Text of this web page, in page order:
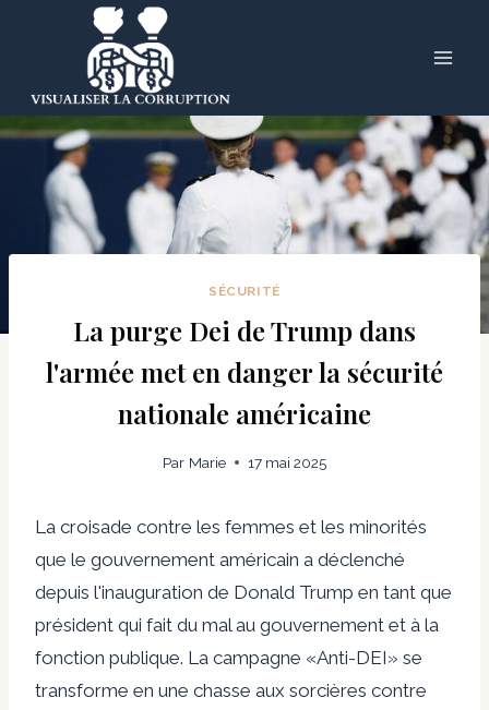
SÉCURITÉ
La purge Dei de Trump dans
l'armée met en danger la sécurité
nationale américaine
Par Marie 17 mai 2025
La croisade contre les femmes et les minorités
que le gouvernement américain a déclenché
depuis l'inauguration de Donald Trump en tant que
président qui fait du mal au gouvernement et à la
fonction publique. La campagne «Anti-DEI» se
transforme en une chasse aux sorcières contre